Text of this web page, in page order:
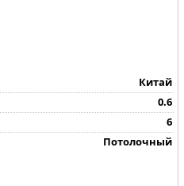
Китай
0.6
6
Потолочный